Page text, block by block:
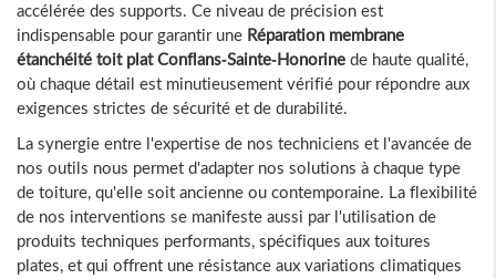
accélérée des supports. Ce niveau de précision est
indispensable pour garantir une Réparation membrane
étanchéité toit plat Conflans-Sainte-Honorine de haute qualité,
où chaque détail est minutieusement vérifié pour répondre aux
exigences strictes de sécurité et de durabilité.
La synergie entre l'expertise de nos techniciens et l'avancée de
nos outils nous permet d'adapter nos solutions à chaque type
de toiture, qu'elle soit ancienne ou contemporaine. La flexibilité
de nos interventions se manifeste aussi par l'utilisation de
produits techniques performants, spécifiques aux toitures
plates, et qui offrent une résistance aux variations climatiques